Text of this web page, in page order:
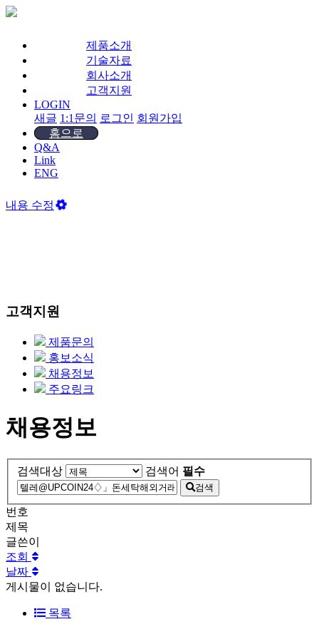
제품소개
기술자료
회사소개
고객지원
LOGIN
새글 1:1문의 로그인 회원가입
홈으로
Q&A
Link
ENG
내용 수정
고객지원
제품문의
홍보소식
채용정보
주요링크
채용정보
검색대상 검색어 필수
검색
번호
제목
글쓴이
조회
날짜
게시물이 없습니다.
목록